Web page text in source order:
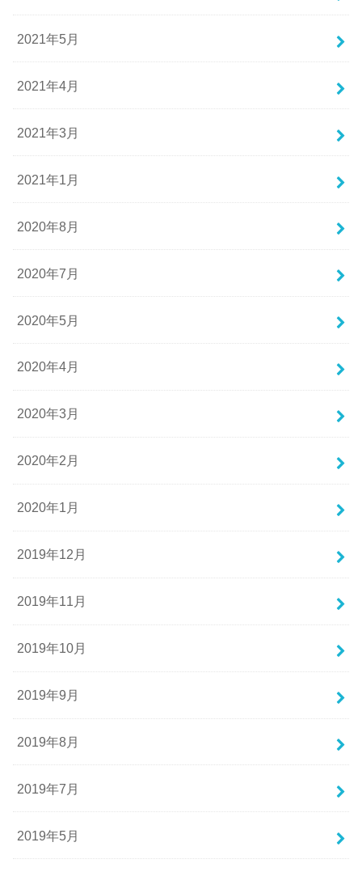
2021年5月
2021年4月
2021年3月
2021年1月
2020年8月
2020年7月
2020年5月
2020年4月
2020年3月
2020年2月
2020年1月
2019年12月
2019年11月
2019年10月
2019年9月
2019年8月
2019年7月
2019年5月